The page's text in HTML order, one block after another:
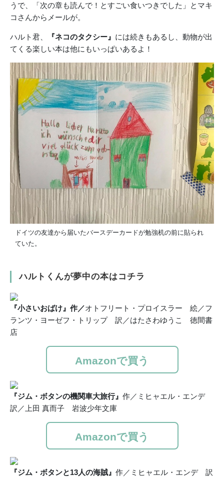
うで、「次の章も読んで！とすごい食いつきでした」とマキ
コさんからメールが。
ハルト君、 『ネコのタクシー』 には続きもあるし、動物が出
てくる楽しい本は他にもいっぱいあるよ！
ドイツの友達から届いたバースデーカードが勉強机の前に貼られ
ていた。
ハルトくんが夢中の本はコチラ
『小さいおばけ』作／オトフリート・プロイスラー 絵／フ
ランツ・ヨーゼフ・トリップ 訳／はたさわゆうこ 徳間書
店
Amazonで買う
『ジム・ボタンの機関車大旅行』 作／ミヒャエル・エンデ
訳／上田 真而子 岩波少年文庫
Amazonで買う
『ジム・ボタンと13人の海賊』 作／ミヒャエル・エンデ 訳